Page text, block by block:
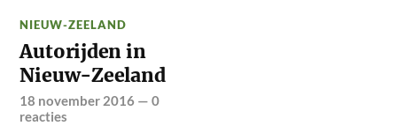
NIEUW-ZEELAND
Autorijden in
Nieuw-Zeeland
18 november 2016 —0
reacties